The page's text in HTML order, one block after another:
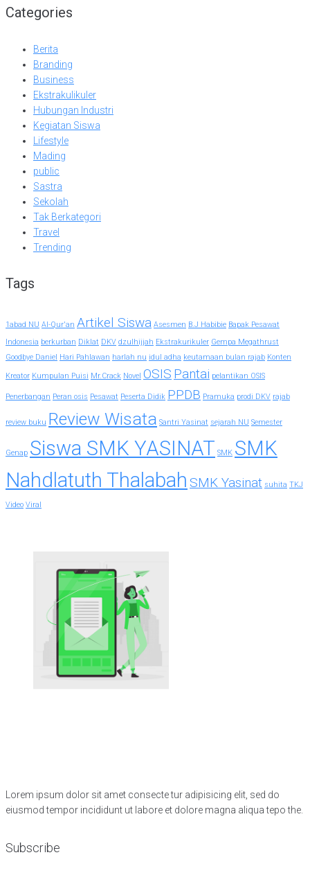
Categories
Berita
Branding
Business
Ekstrakulikuler
Hubungan Industri
Kegiatan Siswa
Lifestyle
Mading
public
Sastra
Sekolah
Tak Berkategori
Travel
Trending
Tags
1abad NU Al-Qur'an Artikel Siswa Asesmen B.J Habibie Bapak Pesawat
Indonesia berkurban Diklat DKV dzulhijjah Ekstrakurikuler Gempa Megathrust
Goodbye Daniel Hari Pahlawan harlah nu idul adha keutamaan bulan rajab Konten
Kreator Kumpulan Puisi Mr.Crack Novel OSIS Pantai pelantikan OSIS
Penerbangan Peran osis Pesawat Peserta Didik PPDB Pramuka prodi DKV rajab
review buku Review Wisata Santri Yasinat sejarah NU Semester
Genap Siswa SMK YASINAT SMK SMK
Nahdlatuth Thalabah SMK Yasinat suhita TKJ
Video Viral
Lorem ipsum dolor sit amet consecte tur adipisicing elit, sed do
eiusmod tempor incididunt ut labore et dolore magna aliqua tepo the.
Subscribe